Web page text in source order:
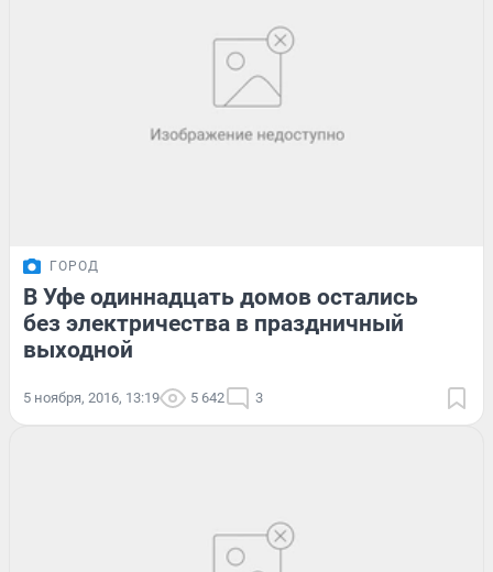
ГОРОД
В Уфе одиннадцать домов остались
без электричества в праздничный
выходной
5 ноября, 2016, 13:19 5 642 3